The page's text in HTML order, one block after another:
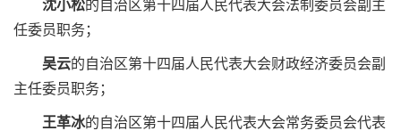
沈小松的自治区第十四届人民代表大会法制委员会副主
任委员职务；
吴云的自治区第十四届人民代表大会财政经济委员会副
主任委员职务；
王革冰的自治区第十四届人民代表大会常务委员会代表